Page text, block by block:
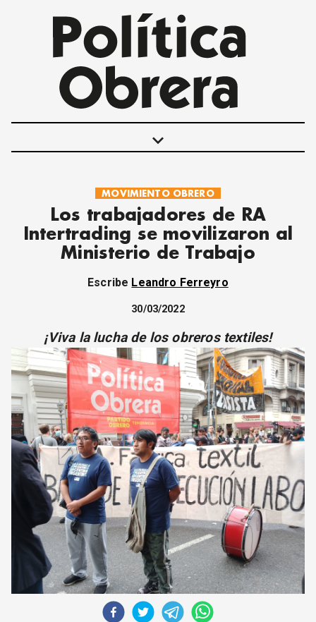
keyboard_arrow_down
POLÍTICAS
INTERNACIONALES
MOVIMIENTO OBRERO
MUJER
SOCIEDAD Y CULTURA
JUVENTUD
DEBATE
ARCHIVO
DECLARACIONES
OPINIÓN
ALTAMIRA RESPONDE
Política Obrera Revista
CONTACTO
MOVIMIENTO OBRERO
Los trabajadores de RA
Intertrading se movilizaron al
Ministerio de Trabajo
Escribe Leandro Ferreyro
30/03/2022
¡Viva la lucha de los obreros textiles!